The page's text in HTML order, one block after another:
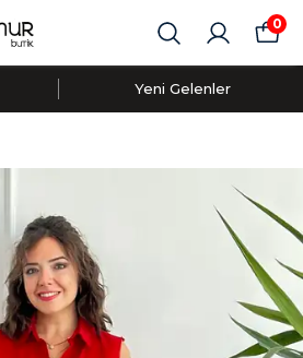
0
Yeni Gelenler